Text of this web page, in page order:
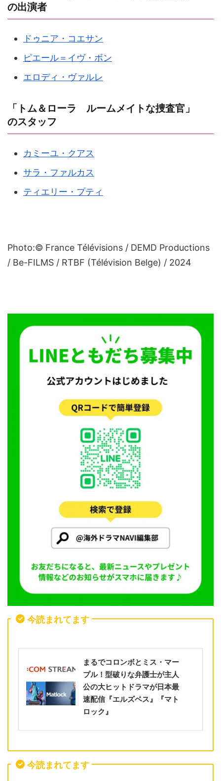
の出演者
ドゥニア・コエサン
ピエール＝イヴ・ボン
エロディ・ヴァルレ
「トム＆ローラ ルームメイトな捜査官」
のスタッフ
カミーユ・クアス
サラ・ファルカス
ティエリー・プティ
Photo:© France Télévisions / DEMD Productions
/ Be-FILMS / RTBF (Télévision Belge) / 2024
今読まれてます
まるでコロンボとミス・マー
プル！型破りな弁護士が主人
公の大ヒットドラマが日本最
速配信『エルズベス』『マト
ロック』
今読まれてます